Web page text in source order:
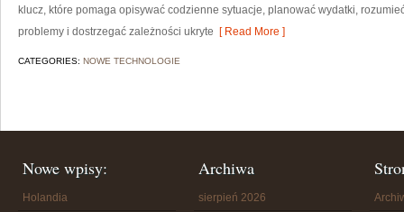
klucz, które pomaga opisywać codzienne sytuacje, planować wydatki,
problemy i dostrzegać zależności ukryte [ Read More ]
CATEGORIES: NOWE TECHNOLOGIE
Nowe wpisy:
Holandia
Archiwa
sierpień 2026